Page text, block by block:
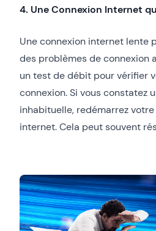
4. Une Connexion Internet
Une connexion internet lente
des problèmes de connexion
un test de débit pour vérifier
connexion. Si vous constatez
inhabituelle, redémarrez
internet. Cela peut souvent